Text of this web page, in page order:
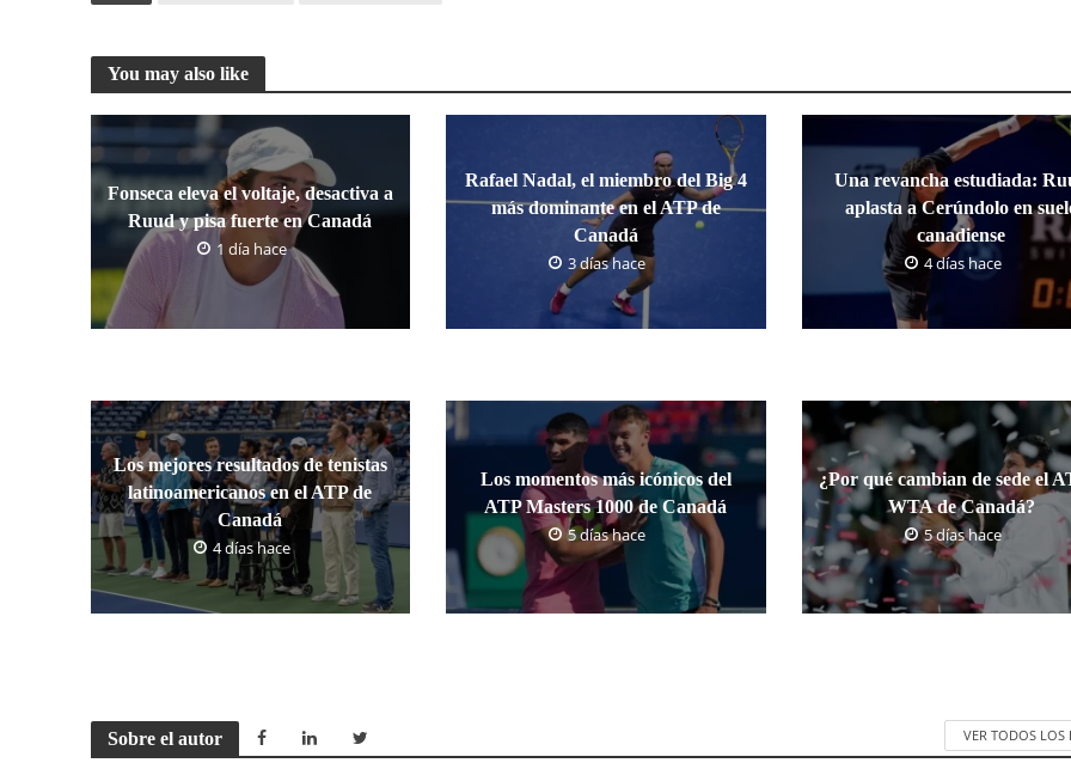
You may also like
Fonseca eleva el voltaje, desactiva a
Ruud y pisa fuerte en Canadá
1 día hace
Rafael Nadal, el miembro del Big 4
más dominante en el ATP de
Canadá
3 días hace
Una revancha estudiada:
aplasta a Cerúndolo en
canadiense
4 días hace
Los mejores resultados de tenistas
latinoamericanos en el ATP de
Canadá
4 días hace
Los momentos más icónicos del
ATP Masters 1000 de Canadá
5 días hace
¿Por qué cambian de sede el
WTA de Canadá?
5 días hace
Sobre el autor VER TODOS LOS